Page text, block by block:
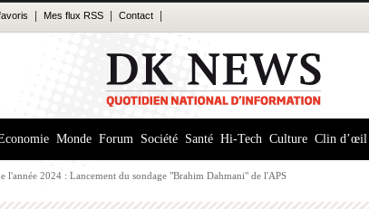
Mes flux RSS Contact
Monde Forum Société Santé Hi-Tech Culture Clin d’œil
l'année 2024 : Lancement du sondage "Brahim Dahmani" de l'APS